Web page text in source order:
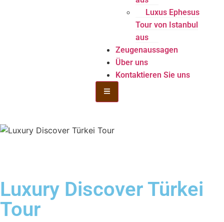
Luxus Ephesus
Tour von Istanbul
aus
Zeugenaussagen
Über uns
Kontaktieren Sie uns
Hamburger Toggle Menu
Luxury Discover Türkei
Tour